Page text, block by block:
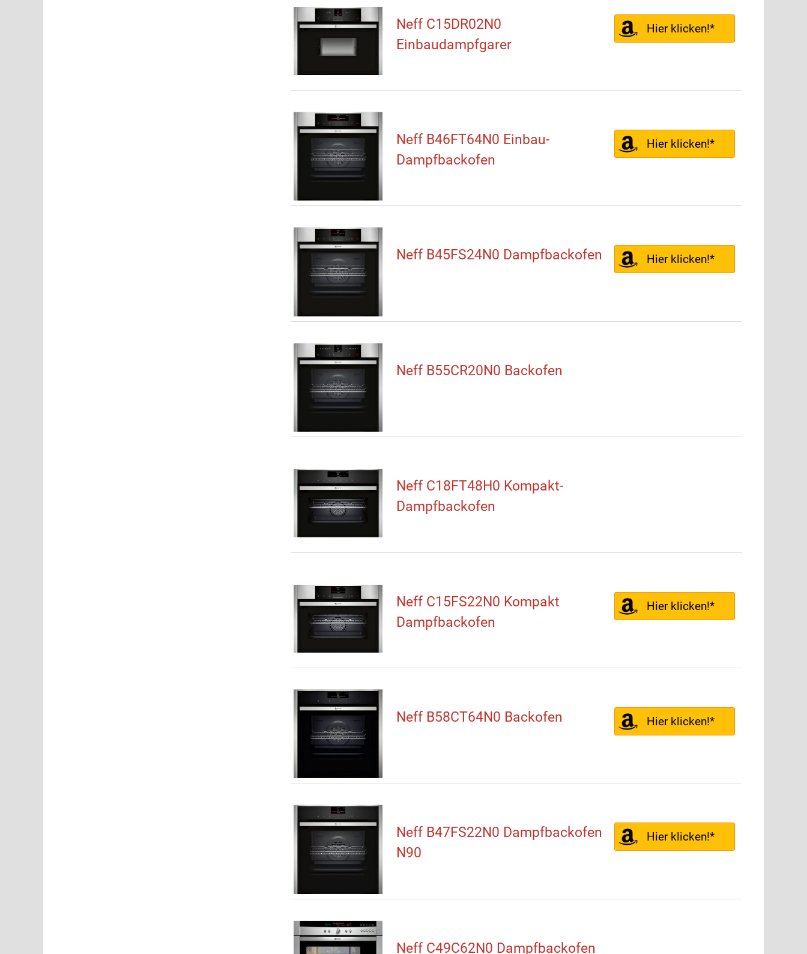
Neff C15DR02N0
Einbaudampfgarer
Hier klicken!*
Neff B46FT64N0 Einbau-
Dampfbackofen
Hier klicken!*
Neff B45FS24N0 Dampfbackofen Hier klicken!*
Neff B55CR20N0 Backofen
Neff C18FT48H0 Kompakt-
Dampfbackofen
Neff C15FS22N0 Kompakt
Dampfbackofen
Hier klicken!*
Neff B58CT64N0 Backofen Hier klicken!*
Neff B47FS22N0 Dampfbackofen
N90
Hier klicken!*
Neff C49C62N0 Dampfbackofen